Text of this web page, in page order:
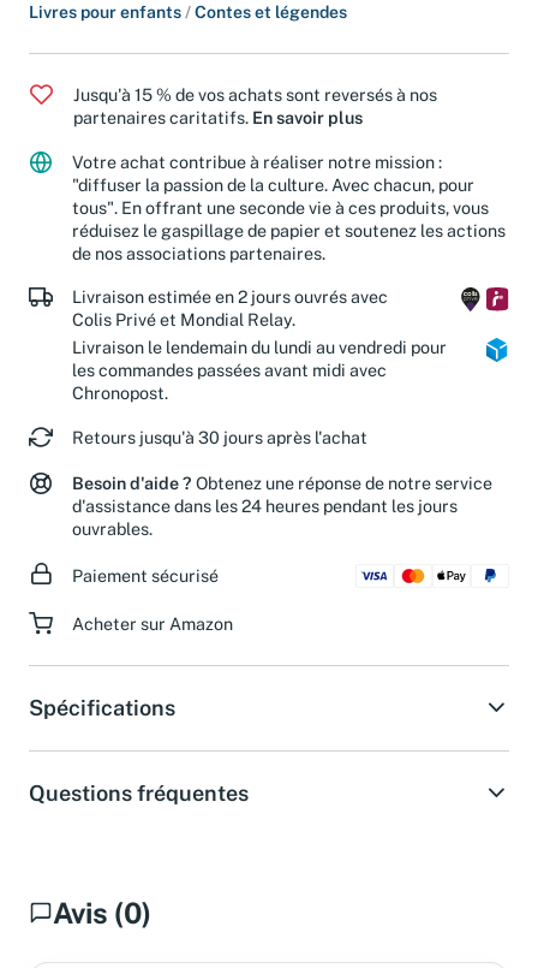
Livres pour enfants /Contes et légendes
Jusqu'à 15 % de vos achats sont reversés à nos
partenaires caritatifs. En savoir plus
Votre achat contribue à réaliser notre mission :
"diffuser la passion de la culture. Avec chacun, pour
tous". En offrant une seconde vie à ces produits, vous
réduisez le gaspillage de papier et soutenez les actions
de nos associations partenaires.
Livraison estimée en 2 jours ouvrés avec
Colis Privé et Mondial Relay.
Livraison le lendemain du lundi au vendredi pour
les commandes passées avant midi avec
Chronopost.
Retours jusqu'à 30 jours après l'achat
Besoin d'aide ? Obtenez une réponse de notre service
d'assistance dans les 24 heures pendant les jours
ouvrables.
Paiement sécurisé
Acheter sur Amazon
Spécifications
Questions fréquentes
Avis (0)